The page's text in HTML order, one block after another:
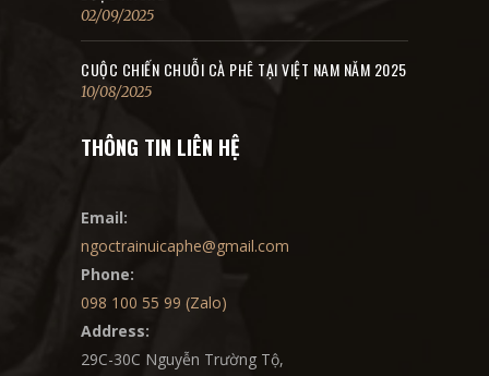
02/09/2025
CUỘC CHIẾN CHUỖI CÀ PHÊ TẠI VIỆT NAM NĂM 2025
10/08/2025
THÔNG TIN LIÊN HỆ
Email:
ngoctrainuicaphe@gmail.com
Phone:
098 100 55 99 (Zalo)
Address:
29C-30C Nguyễn Trường Tộ,